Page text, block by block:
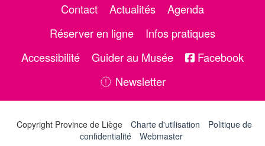
Contact Actualités
Agenda
Réserver en ligne
Infos pratiques
Accessibilité
Guider au Musée
Facebook
Newsletter
Copyright Province de Liège Charte d'utilisation
Politique de
confidentialité
Webmaster